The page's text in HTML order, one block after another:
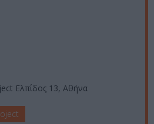
Ελπίδος 13, Αθήνα